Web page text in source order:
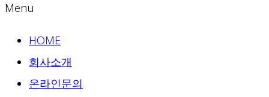
Menu
HOME
회사소개
온라인문의